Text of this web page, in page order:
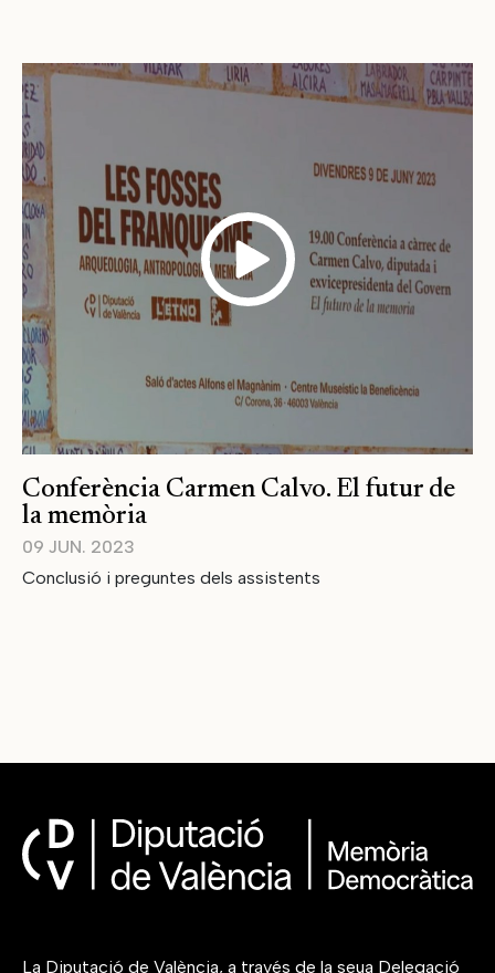
Conferència Carmen Calvo. El futur de
la memòria
09 JUN. 2023
Conclusió i preguntes dels assistents
La Diputació de València, a través de la seua Delegació